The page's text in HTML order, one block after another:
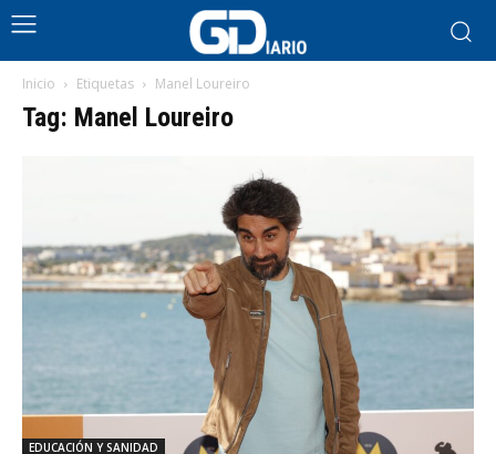
Inicio Etiquetas Manel Loureiro
Tag: Manel Loureiro
EDUCACIÓN Y SANIDAD